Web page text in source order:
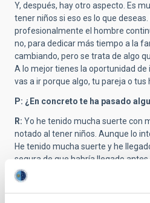
Y, después, hay otro aspecto. Es
tener niños si eso es lo que
profesionalmente el hombre
no, para dedicar más tiempo a la
cambiando, pero se trata de algo
A lo mejor tienes la oportunidad de
vas a ir porque algo, tu pareja o tus
P: ¿En concreto te ha pasado
R: Yo he tenido mucha suerte con
notado al tener niños. Aunque lo
He tenido mucha suerte y he
segura de que habría llegado
tiempo a los niños. No quiero decir
Me parece que es muy